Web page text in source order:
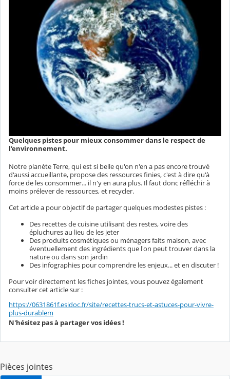
Quelques pistes pour mieux consommer dans le respect de
l'environnement.
Notre planète Terre, qui est si belle qu'on n'en a pas encore trouvé
d'aussi accueillante, propose des ressources finies, c'est à dire qu'à
force de les consommer... il n'y en aura plus. Il faut donc réfléchir à
moins prélever de ressources, et recycler.
Cet article a pour objectif de partager quelques modestes pistes :
Des recettes de cuisine utilisant des restes, voire des
épluchures au lieu de les jeter
Des produits cosmétiques ou ménagers faits maison, avec
éventuellement des ingrédients que l'on peut trouver dans la
nature ou dans son jardin
Des infographies pour comprendre les enjeux... et en discuter !
Pour voir directement les fiches jointes, vous pouvez également
consulter cet article sur :
https://0631861f.esidoc.fr/site/recettes-trucs-et-astuces-pour-vivre-
plus-durablem
N'hésitez pas à partager vos idées !
Pièces jointes